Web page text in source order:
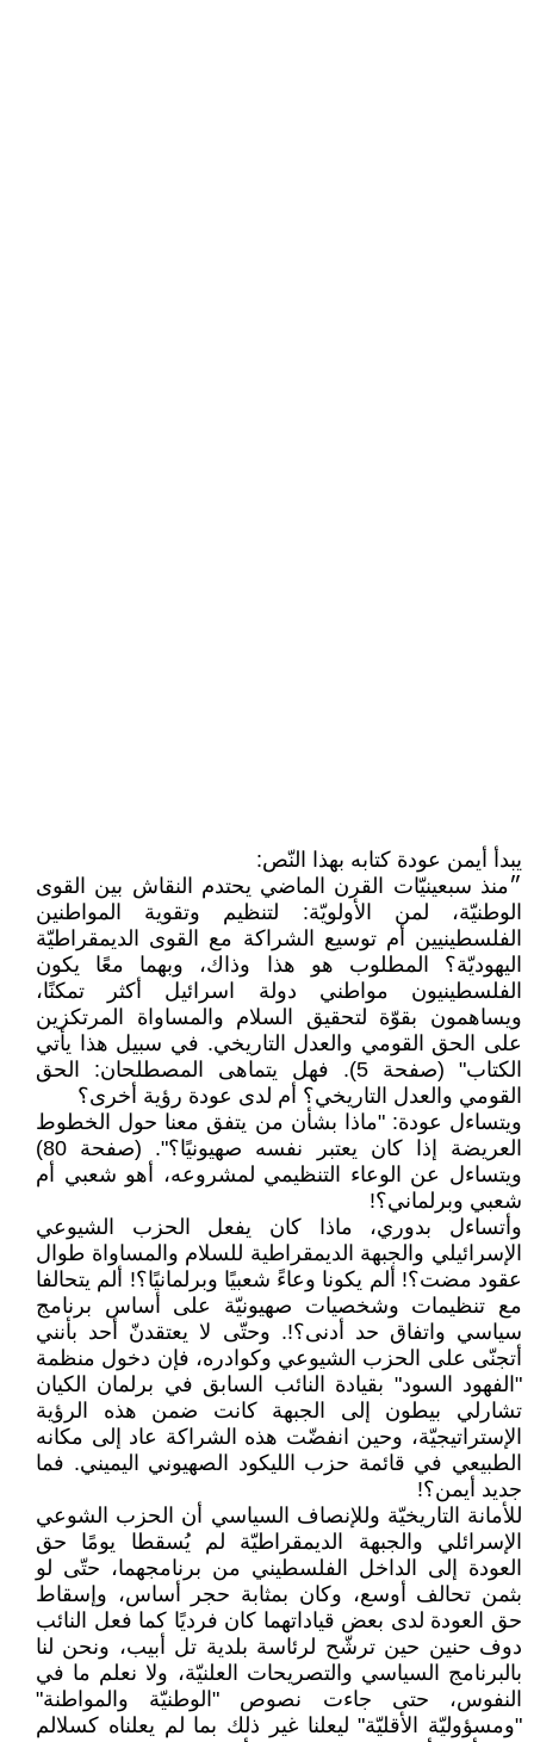
يبدأ أيمن عودة كتابه بهذا النّص:
״منذ سبعينيّات القرن الماضي يحتدم النقاش بين القوى
الوطنيّة، لمن الأولويّة: لتنظيم وتقوية المواطنين
الفلسطينيين أم توسيع الشراكة مع القوى الديمقراطيّة
اليهوديّة؟ المطلوب هو هذا وذاك، وبهما معًا يكون
الفلسطينيون مواطني دولة اسرائيل أكثر تمكنًا،
ويساهمون بقوّة لتحقيق السلام والمساواة المرتكزين
على الحق القومي والعدل التاريخي. في سبيل هذا يأتي
الكتاب" (صفحة 5). فهل يتماهى المصطلحان: الحق
القومي والعدل التاريخي؟ أم لدى عودة رؤية أخرى؟
ويتساءل عودة: "ماذا بشأن من يتفق معنا حول الخطوط
العريضة إذا كان يعتبر نفسه صهيونيًا؟". (صفحة 80)
ويتساءل عن الوعاء التنظيمي لمشروعه، أهو شعبي أم
شعبي وبرلماني؟!
وأتساءل بدوري، ماذا كان يفعل الحزب الشيوعي
الإسرائيلي والجبهة الديمقراطية للسلام والمساواة طوال
عقود مضت؟! ألم يكونا وعاءً شعبيًا وبرلمانيًا؟! ألم يتحالفا
مع تنظيمات وشخصيات صهيونيّة على أساس برنامج
سياسي واتفاق حد أدنى؟!. وحتّى لا يعتقدنّ أحد بأنني
أتجنّى على الحزب الشيوعي وكوادره، فإن دخول منظمة
"الفهود السود" بقيادة النائب السابق في برلمان الكيان
تشارلي بيطون إلى الجبهة كانت ضمن هذه الرؤية
الإستراتيجيّة، وحين انفضّت هذه الشراكة عاد إلى مكانه
الطبيعي في قائمة حزب الليكود الصهيوني اليميني. فما
جديد أيمن؟!
للأمانة التاريخيّة وللإنصاف السياسي أن الحزب الشوعي
الإسرائلي والجبهة الديمقراطيّة لم يُسقطا يومًا حق
العودة إلى الداخل الفلسطيني من برنامجهما، حتّى لو
بثمن تحالف أوسع، وكان بمثابة حجر أساس، وإسقاط
حق العودة لدى بعض قياداتهما كان فرديًا كما فعل النائب
دوف حنين حين ترشّح لرئاسة بلدية تل أبيب، ونحن لنا
بالبرنامج السياسي والتصريحات العلنيّة، ولا نعلم ما في
النفوس، حتى جاءت نصوص "الوطنيّة والمواطنة"
"ومسؤوليّة الأقليّة" ليعلنا غير ذلك بما لم يعلناه كسلالم